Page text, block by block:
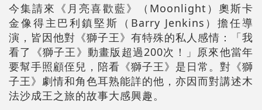
今集請來《月亮喜歡藍》（Moonlight）奧斯卡
金像得主巴利鎮堅斯（Barry Jenkins）擔任導
演，皆因他對《獅子王》有特殊的私人感情：「我
看了《獅子王》動畫版超過200次！」原來他當年
要幫手照顧侄兒，陪看《獅子王》是日常。對《獅
子王》劇情和角色耳熟能詳的他，亦因而對講述木
法沙成王之旅的故事大感興趣。